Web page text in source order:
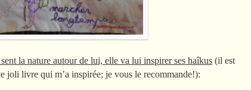
la nature autour de lui, elle va lui inspirer ses haîkus (il est
joli livre qui m’a inspirée; je vous le recommande!):